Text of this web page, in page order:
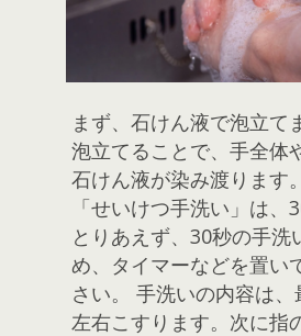
まず、石けん液で泡立て
泡立てることで、手全体
石けん液が染み渡ります
「せいけつ手洗い」は、
とりあえず、30秒の手洗
め、タイマーなどを置い
さい。 手洗いの内容は
左右こすります。次に指